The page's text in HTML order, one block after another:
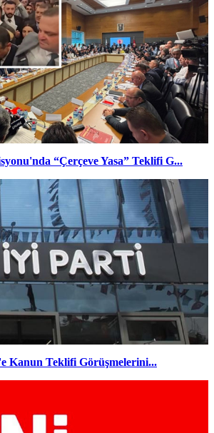
“Çerçeve Yasa” Teklifi G...
Kanun Teklifi Görüşmelerini...